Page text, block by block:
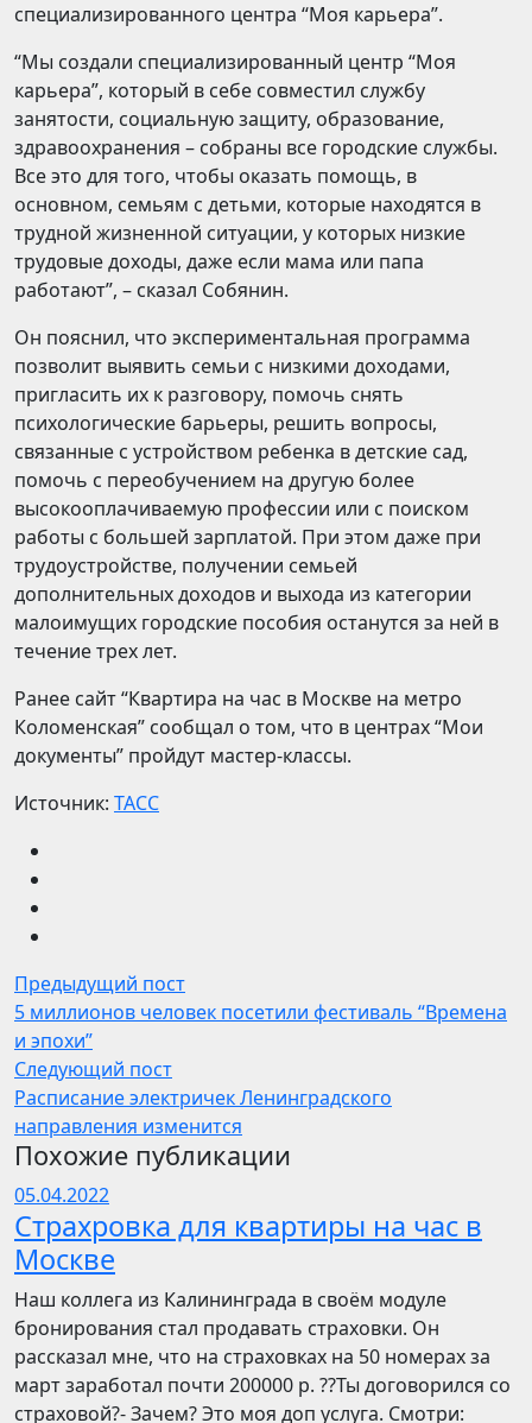
специализированного центра “Моя карьера”.
“Мы создали специализированный центр “Моя
карьера”, который в себе совместил службу
занятости, социальную защиту, образование,
здравоохранения – собраны все городские службы.
Все это для того, чтобы оказать помощь, в
основном, семьям с детьми, которые находятся в
трудной жизненной ситуации, у которых низкие
трудовые доходы, даже если мама или папа
работают”, – сказал Собянин.
Он пояснил, что экспериментальная программа
позволит выявить семьи с низкими доходами,
пригласить их к разговору, помочь снять
психологические барьеры, решить вопросы,
связанные с устройством ребенка в детские сад,
помочь с переобучением на другую более
высокооплачиваемую профессии или с поиском
работы с большей зарплатой. При этом даже при
трудоустройстве, получении семьей
дополнительных доходов и выхода из категории
малоимущих городские пособия останутся за ней в
течение трех лет.
Ранее сайт “Квартира на час в Москве на метро
Коломенская” сообщал о том, что в центрах “Мои
документы” пройдут мастер-классы.
Источник: ТАСС
Предыдущий пост
5 миллионов человек посетили фестиваль “Времена
и эпохи”
Следующий пост
Расписание электричек Ленинградского
направления изменится
Похожие публикации
05.04.2022
Страхровка для квартиры на час в
Москве
Наш коллега из Калининграда в своём модуле
бронирования стал продавать страховки. Он
рассказал мне, что на страховках на 50 номерах за
март заработал почти 200000 р. ??Ты договорился со
страховой?- Зачем? Это моя доп услуга. Смотри: